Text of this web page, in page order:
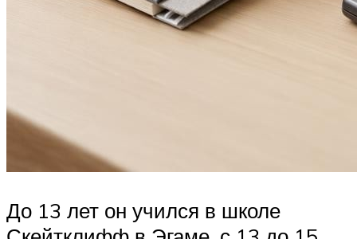
До 13 лет он учился в школе